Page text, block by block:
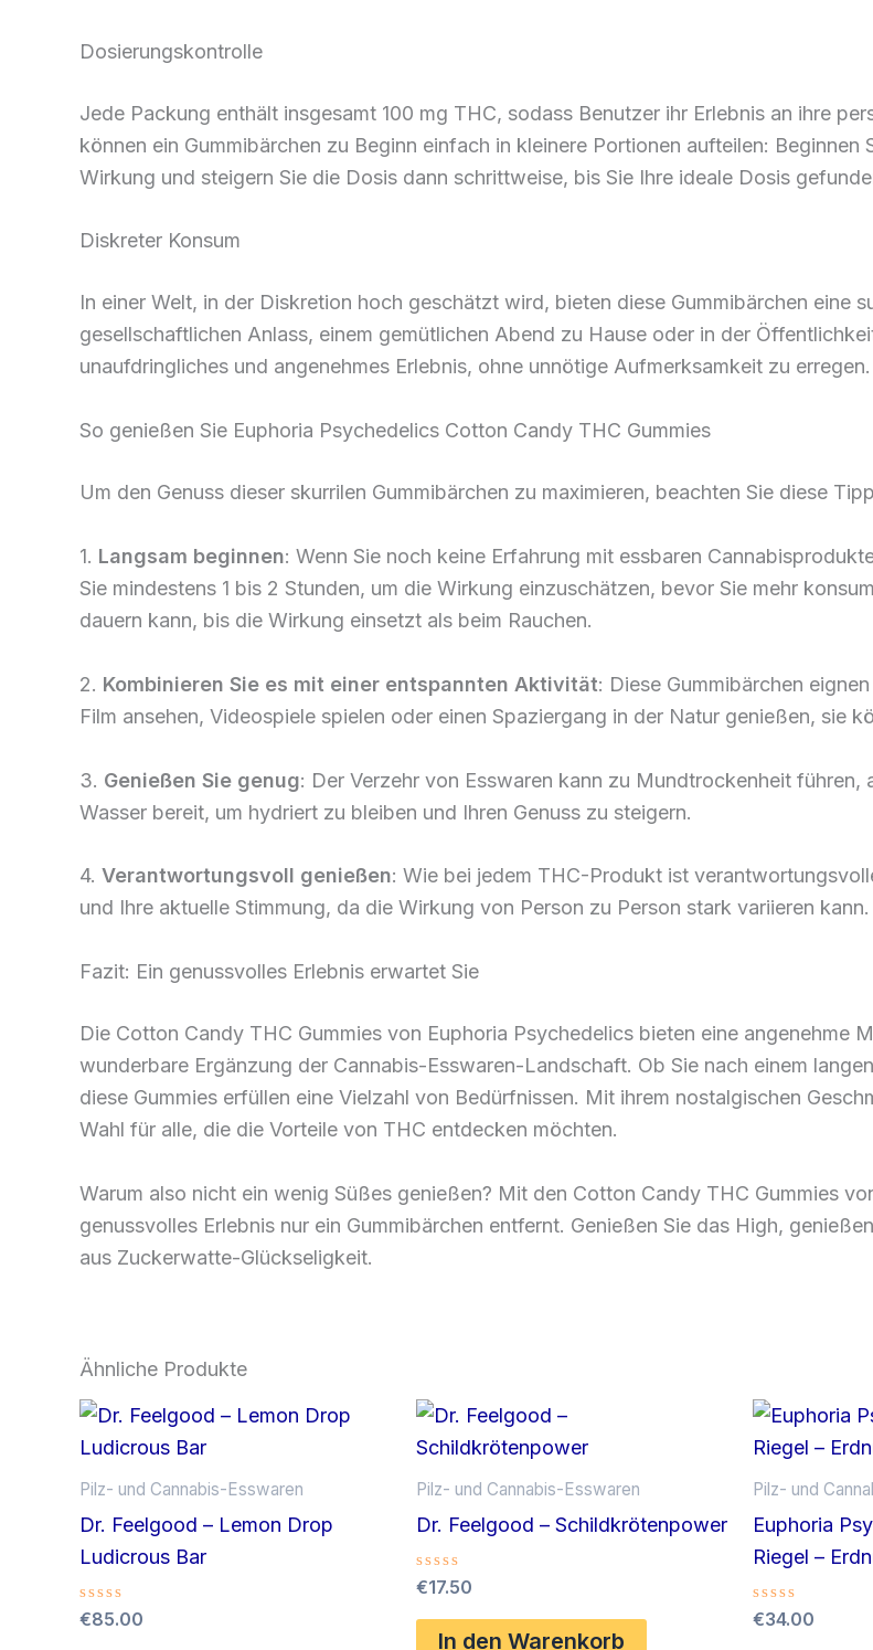
Dosierungskontrolle
Jede Packung enthält insgesamt 100 mg THC, sodass Benutzer ihr Erlebnis an ihre
können ein Gummibärchen zu Beginn einfach in kleinere Portionen aufteilen:
Wirkung und steigern Sie die Dosis dann schrittweise, bis Sie Ihre ideale Dosis
Diskreter Konsum
In einer Welt, in der Diskretion hoch geschätzt wird, bieten diese Gummibärchen eine
gesellschaftlichen Anlass, einem gemütlichen Abend zu Hause oder in der
unaufdringliches und angenehmes Erlebnis, ohne unnötige Aufmerksamkeit zu erregen.
So genießen Sie Euphoria Psychedelics Cotton Candy THC Gummies
Um den Genuss dieser skurrilen Gummibärchen zu maximieren, beachten Sie diese
1. Langsam beginnen: Wenn Sie noch keine Erfahrung mit essbaren
Sie mindestens 1 bis 2 Stunden, um die Wirkung einzuschätzen, bevor Sie mehr
dauern kann, bis die Wirkung einsetzt als beim Rauchen.
2. Kombinieren Sie es mit einer entspannten Aktivität: Diese Gummibärchen
Film ansehen, Videospiele spielen oder einen Spaziergang in der Natur genießen, sie
3. Genießen Sie genug: Der Verzehr von Esswaren kann zu Mundtrockenheit führen,
Wasser bereit, um hydriert zu bleiben und Ihren Genuss zu steigern.
4. Verantwortungsvoll genießen: Wie bei jedem THC-Produkt ist
und Ihre aktuelle Stimmung, da die Wirkung von Person zu Person stark variieren kann.
Fazit: Ein genussvolles Erlebnis erwartet Sie
Die Cotton Candy THC Gummies von Euphoria Psychedelics bieten eine angenehme
wunderbare Ergänzung der Cannabis-Esswaren-Landschaft. Ob Sie nach einem
diese Gummies erfüllen eine Vielzahl von Bedürfnissen. Mit ihrem nostalgischen
Wahl für alle, die die Vorteile von THC entdecken möchten.
Warum also nicht ein wenig Süßes genießen? Mit den Cotton Candy THC Gummies
genussvolles Erlebnis nur ein Gummibärchen entfernt. Genießen Sie das High,
aus Zuckerwatte-Glückseligkeit.
Ähnliche Produkte
Pilz- und Cannabis-Esswaren
Dr. Feelgood – Lemon Drop
Ludicrous Bar
Bewertet
€85.00
Pilz- und Cannabis-Esswaren
Dr. Feelgood – Schildkrötenpower
Bewertet
0
von
€17.50
In den Warenkorb
Pilz- und
Euphoria
Riegel –
Bewertet
€34.00